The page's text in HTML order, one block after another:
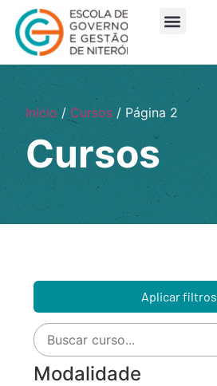
Início/Cursos/ Página 2
Cursos
Aplicar filtros
Modalidade